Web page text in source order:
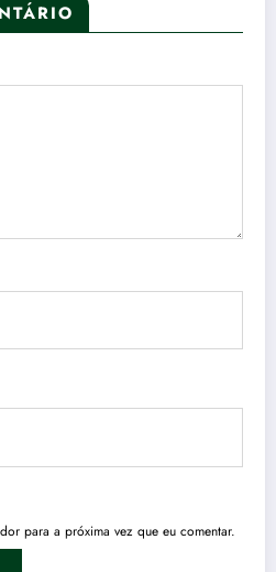
para a próxima vez que eu comentar.